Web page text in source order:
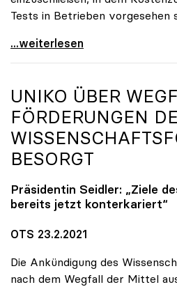
Tests in Betrieben vorgesehen
uniko begrüßt Spielraum durch
...weiterlesen
UNIKO ÜBER
FÖRDERUNGEN
BESORGT
Präsidentin Seidler: „Ziele
bereits jetzt konterkariert“
OTS 23.2.2021
Die Ankündigung des
nach dem Wegfall der Mittel